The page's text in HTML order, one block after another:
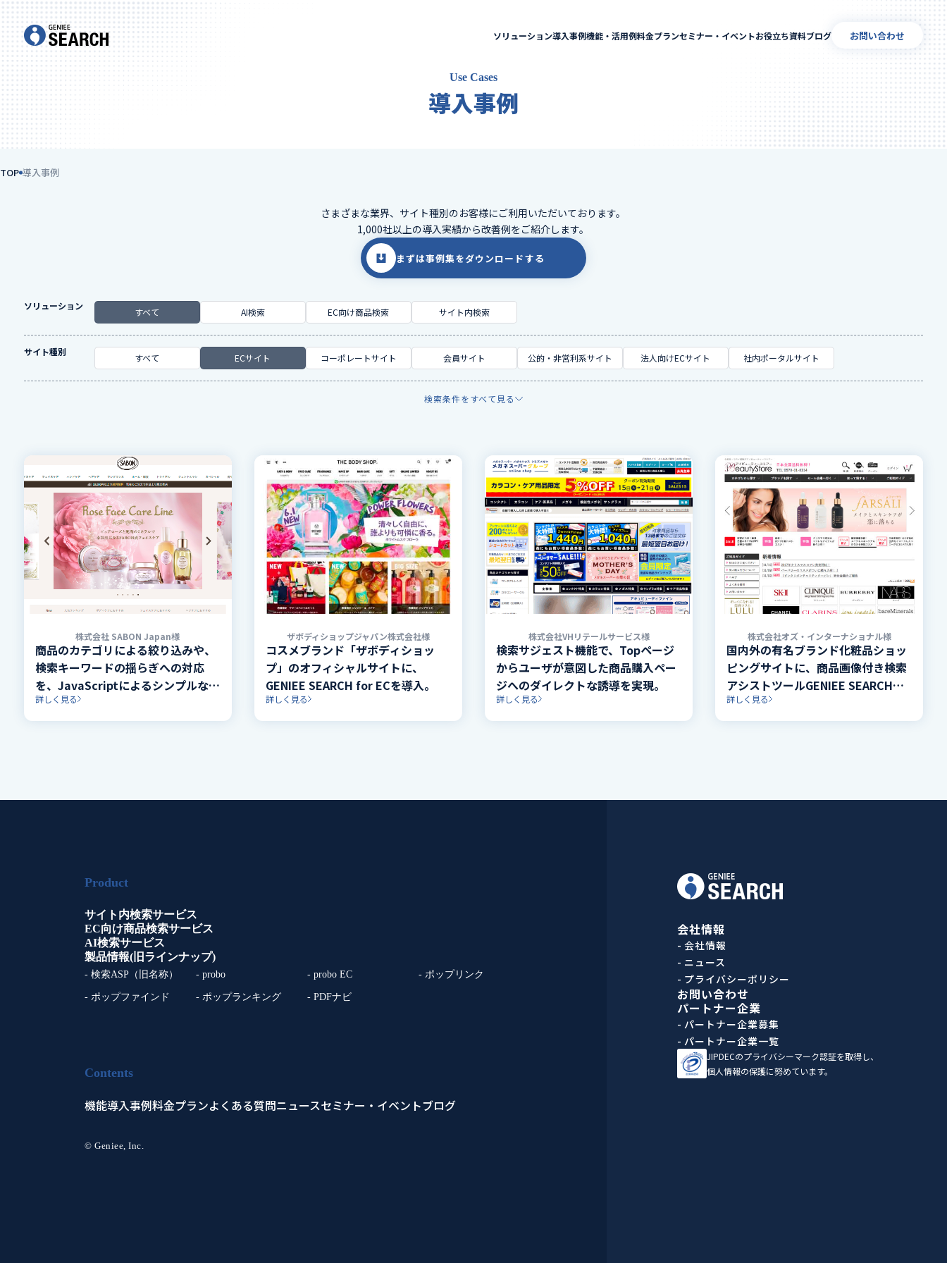
ソリューション導入事例機能・活用例料金プランセミナー・イベントお役立ち資料ブログ お問い合わせ
Use Cases
導入事例
TOP 導入事例
さまざまな業界、サイト種別のお客様にご利用いただいております。
1,000社以上の導入実績から改善例をご紹介します。
まずは事例集をダウンロードする
ソリューション
すべて AI検索 EC向け商品検索 サイト内検索
サイト種別
すべて ECサイト コーポレートサイト 会員サイト 公的・非営利系サイト 法人向けECサイト 社内ポータルサイト
検索条件をすべて見る
株式会社 SABON Japan様
商品のカテゴリによる絞り込みや、
検索キーワードの揺らぎへの対応
を、JavaScriptによるシンプルな導
入方法で実現。
詳しく見る
ザボディショップジャパン株式会社様
コスメブランド「ザボディショッ
プ」のオフィシャルサイトに、
GENIEE SEARCH for ECを導入。
詳しく見る
株式会社VHリテールサービス様
検索サジェスト機能で、Topページ
からユーザが意図した商品購入ペー
ジへのダイレクトな誘導を実現。
詳しく見る
株式会社オズ・インターナショナル様
国内外の有名ブランド化粧品ショッ
ピングサイトに、商品画像付き検索
アシストツールGENIEE SEARCH
for ECを導入。
詳しく見る
Product
サイト内検索サービス
EC向け商品検索サービス
AI検索サービス
製品情報(旧ラインナップ)
- 検索ASP（旧名称） - probo - probo EC - ポップリンク
- ポップファインド - ポップランキング - PDFナビ
Contents
機能導入事例料金プランよくある質問ニュースセミナー・イベントブログ
© Geniee, Inc.
会社情報
- 会社情報
- ニュース
- プライバシーポリシー
お問い合わせ
パートナー企業
- パートナー企業募集
- パートナー企業一覧
JIPDECのプライバシーマーク認証を取得し、
個人情報の保護に努めています。